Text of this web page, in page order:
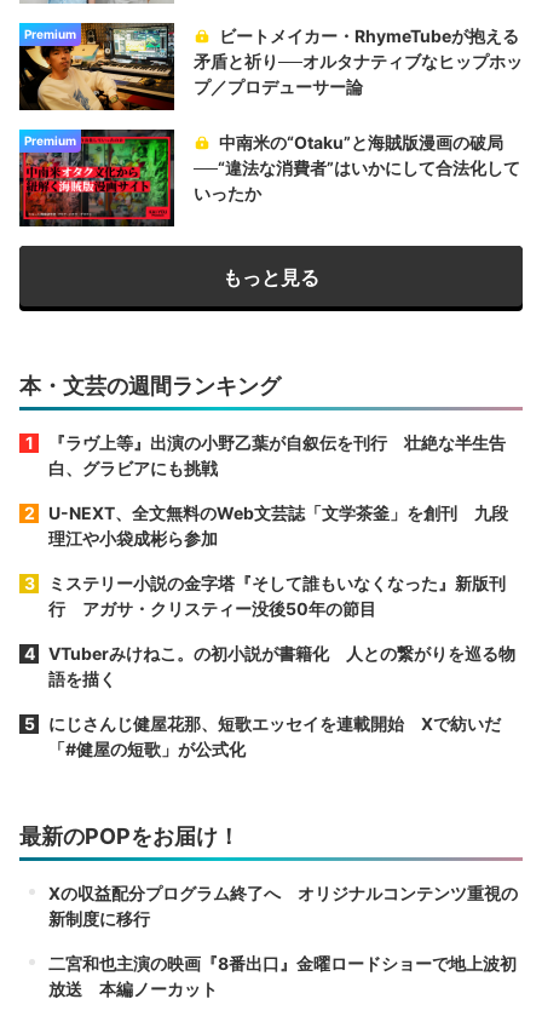
Premium
ビートメイカー・RhymeTubeが抱える
矛盾と祈り──オルタナティブなヒップホッ
プ／プロデューサー論
Premium
中南米の“Otaku”と海賊版漫画の破局
──“違法な消費者”はいかにして合法化して
いったか
もっと見る
本・文芸の週間ランキング
『ラヴ上等』出演の小野乙葉が自叙伝を刊行 壮絶な半生告
白、グラビアにも挑戦
U-NEXT、全文無料のWeb文芸誌「文学茶釜」を創刊 九段
理江や小袋成彬ら参加
ミステリー小説の金字塔『そして誰もいなくなった』新版刊
行 アガサ・クリスティー没後50年の節目
VTuberみけねこ。の初小説が書籍化 人との繋がりを巡る物
語を描く
にじさんじ健屋花那、短歌エッセイを連載開始 Xで紡いだ
「#健屋の短歌」が公式化
最新のPOPをお届け！
Xの収益配分プログラム終了へ オリジナルコンテンツ重視の
新制度に移行
二宮和也主演の映画『8番出口』金曜ロードショーで地上波初
放送 本編ノーカット